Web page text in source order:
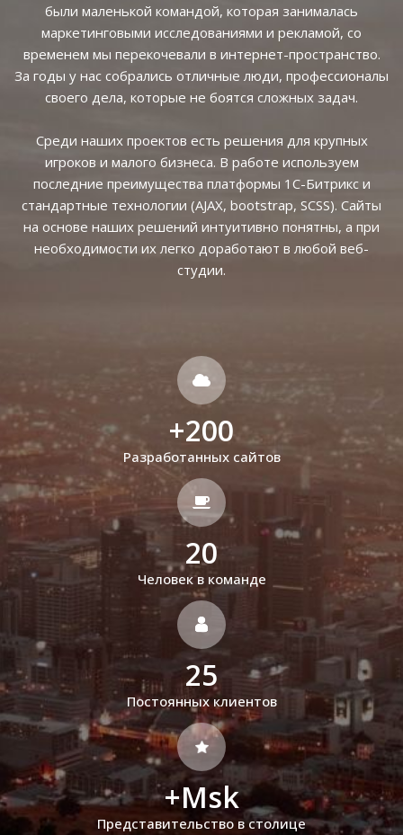
были маленькой командой, которая занималась
маркетинговыми исследованиями и рекламой, со
временем мы перекочевали в интернет-пространство.
За годы у нас собрались отличные люди, профессионалы
своего дела, которые не боятся сложных задач.
Среди наших проектов есть решения для крупных
игроков и малого бизнеса. В работе используем
последние преимущества платформы 1С-Битрикс и
стандартные технологии (AJAX, bootstrap, SCSS). Сайты
на основе наших решений интуитивно понятны, а при
необходимости их легко доработают в любой веб-
студии.
+200
Разработанных сайтов
20
Человек в команде
25
Постоянных клиентов
+Msk
Представительство в столице